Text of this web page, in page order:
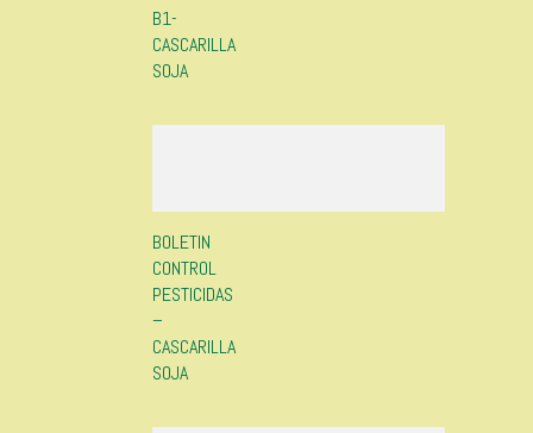
B1-
CASCARILLA
SOJA
BOLETIN
CONTROL
PESTICIDAS
–
CASCARILLA
SOJA